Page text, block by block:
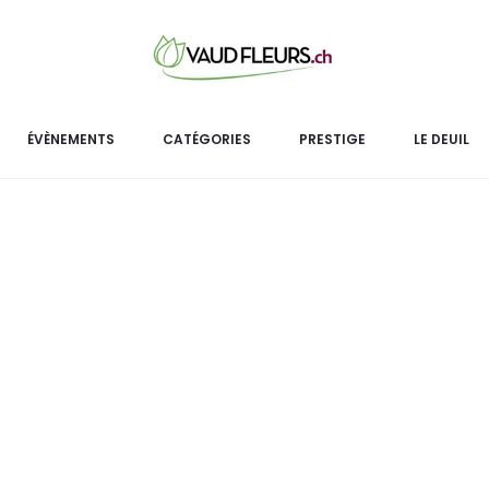
ÉVÈNEMENTS CATÉGORIES PRESTIGE LE DEUIL